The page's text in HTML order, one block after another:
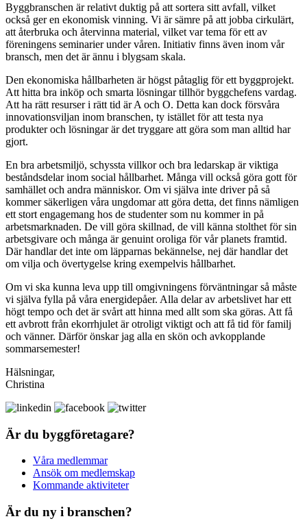
Byggbranschen är relativt duktig på att sortera sitt avfall, vilket
också ger en ekonomisk vinning. Vi är sämre på att jobba cirkulärt,
att återbruka och återvinna material, vilket var tema för ett av
föreningens seminarier under våren. Initiativ finns även inom vår
bransch, men det är ännu i blygsam skala.
Den ekonomiska hållbarheten är högst påtaglig för ett byggprojekt.
Att hitta bra inköp och smarta lösningar tillhör byggchefens vardag.
Att ha rätt resurser i rätt tid är A och O. Detta kan dock försvåra
innovationsviljan inom branschen, ty istället för att testa nya
produkter och lösningar är det tryggare att göra som man alltid har
gjort.
En bra arbetsmiljö, schyssta villkor och bra ledarskap är viktiga
beståndsdelar inom social hållbarhet. Många vill också göra gott för
samhället och andra människor. Om vi själva inte driver på så
kommer säkerligen våra ungdomar att göra detta, det finns nämligen
ett stort engagemang hos de studenter som nu kommer in på
arbetsmarknaden. De vill göra skillnad, de vill känna stolthet för sin
arbetsgivare och många är genuint oroliga för vår planets framtid.
Där handlar det inte om läpparnas bekännelse, nej där handlar det
om vilja och övertygelse kring exempelvis hållbarhet.
Om vi ska kunna leva upp till omgivningens förväntningar så måste
vi själva fylla på våra energidepåer. Alla delar av arbetslivet har ett
högt tempo och det är svårt att hinna med allt som ska göras. Att få
ett avbrott från ekorrhjulet är otroligt viktigt och att få tid för familj
och vänner. Därför önskar jag alla en skön och avkopplande
sommarsemester!
Hälsningar,
Christina
Är du byggföretagare?
Våra medlemmar
Ansök om medlemskap
Kommande aktiviteter
Är du ny i branschen?